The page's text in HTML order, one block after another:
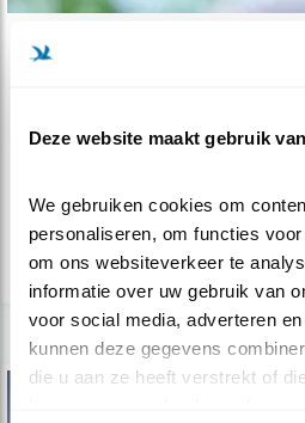
Deze website maakt gebruik
We gebruiken cookies om
personaliseren, om functies
om ons websiteverkeer te
informatie over uw gebruik van
voor social media, adverteren
kunnen deze gegevens
die u aan ze heeft verstrekt of
Tip
01.03.26Je kent de pimpel- en
lees meer